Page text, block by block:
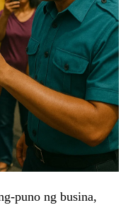
puno ng busina,